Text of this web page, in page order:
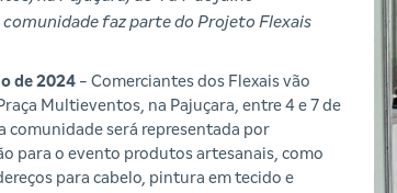
faz parte do Projeto Flexais
de 2024 - Comerciantes dos Flexais vão
Multieventos, na Pajuçara, entre 4 e 7 de
comunidade será representada por
para o evento produtos artesanais, como
para cabelo, pintura em tecido e